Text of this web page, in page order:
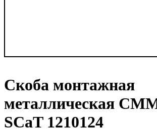
Скоба монтажная
металлическая
SCaT 1210124